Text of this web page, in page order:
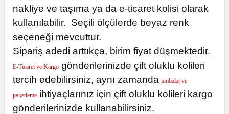
nakliye ve taşıma ya da e-ticaret kolisi olarak
kullanılabilir. Seçili ölçülerde beyaz renk
seçeneği mevcuttur.
Sipariş adedi arttıkça, birim fiyat düşmektedir.
E-Ticaret ve Kargo gönderilerinizde çift oluklu kolileri
tercih edebilirsiniz, aynı zamanda ambalaj ve
paketleme ihtiyaçlarınız için çift oluklu kolileri kargo
gönderilerinizde kullanabilirsiniz.